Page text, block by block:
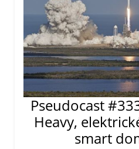
Pseudocast
Heavy,
smart